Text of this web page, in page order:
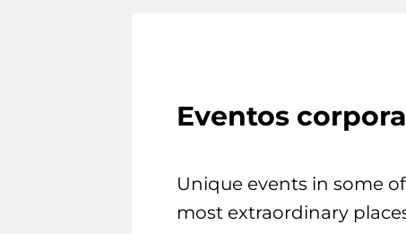
Eventos
Unique events in some
most extraordinary